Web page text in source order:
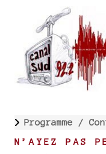
Programme /
N’AYEZ PAS